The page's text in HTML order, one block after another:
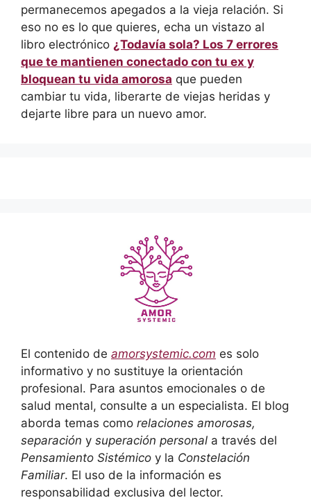
permanecemos apegados a la vieja relación. Si
eso no es lo que quieres, echa un vistazo al
libro electrónico ¿Todavía sola? Los 7 errores
que te mantienen conectado con tu ex y
bloquean tu vida amorosa que pueden
cambiar tu vida, liberarte de viejas heridas y
dejarte libre para un nuevo amor.
El contenido de amorsystemic.com es solo
informativo y no sustituye la orientación
profesional. Para asuntos emocionales o de
salud mental, consulte a un especialista. El blog
aborda temas como relaciones amorosas,
separación y superación personal a través del
Pensamiento Sistémico y la Constelación
Familiar. El uso de la información es
responsabilidad exclusiva del lector.